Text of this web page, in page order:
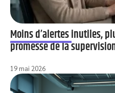
Moins d’alertes inutiles,
promesse de la
19 mai 2026